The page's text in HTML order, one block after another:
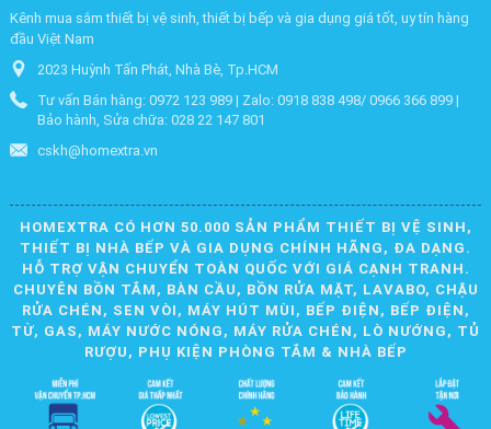
Kênh mua sắm thiết bị vệ sinh, thiết bị bếp và gia dụng giá tốt, uy tín hàng
đầu Việt Nam
2023 Huỳnh Tấn Phát, Nhà Bè, Tp.HCM
Tư vấn Bán hàng: 0972 123 989 | Zalo: 0918 838 498/ 0966 366 899 |
Bảo hành, Sửa chữa: 028 22 147 801
cskh@homextra.vn
HOMEXTRA CÓ HƠN 50.000 SẢN PHẨM THIẾT BỊ VỆ SINH,
THIẾT BỊ NHÀ BẾP VÀ GIA DỤNG CHÍNH HÃNG, ĐA DẠNG.
HỖ TRỢ VẬN CHUYỂN TOÀN QUỐC VỚI GIÁ CẠNH TRANH.
CHUYÊN BỒN TẮM, BÀN CẦU, BỒN RỬA MẶT, LAVABO, CHẬU
RỬA CHÉN, SEN VÒI, MÁY HÚT MÙI, BẾP ĐIỆN, BẾP ĐIỆN,
TỪ, GAS, MÁY NƯỚC NÓNG, MÁY RỬA CHÉN, LÒ NƯỚNG, TỦ
RƯỢU, PHỤ KIỆN PHÒNG TẮM & NHÀ BẾP